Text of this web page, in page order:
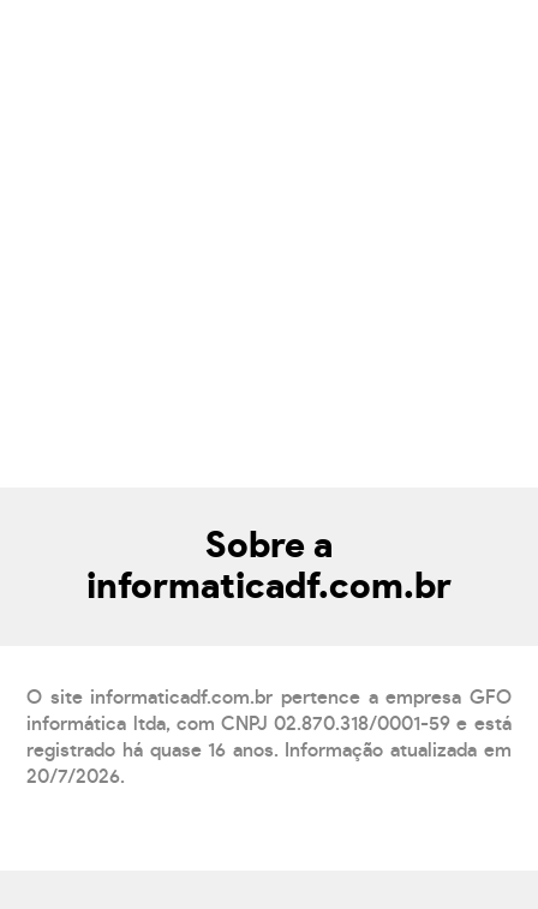
Sobre a
informaticadf.com.br
O site informaticadf.com.br pertence a empresa GFO
informática ltda, com CNPJ 02.870.318/0001-59 e está
registrado há quase 16 anos. Informação atualizada em
20/7/2026.